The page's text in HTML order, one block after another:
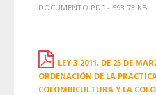
DOCUMENTO PDF - 593.73 KB
LEY 3-2011, DE 25 DE
ORDENACIÓN DE LA
COLOMBICULTURA Y LA